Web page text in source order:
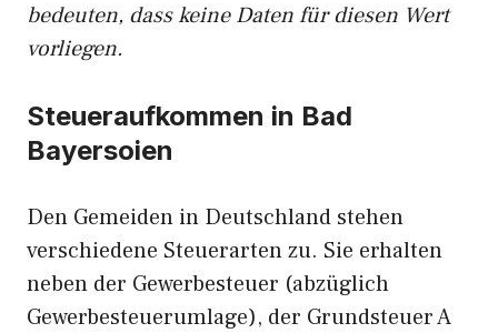
bedeuten, dass keine Daten für diesen Wert
vorliegen.
Steueraufkommen in Bad
Bayersoien
Den Gemeiden in Deutschland stehen
verschiedene Steuerarten zu. Sie erhalten
neben der Gewerbesteuer (abzüglich
Gewerbesteuerumlage), der Grundsteuer A